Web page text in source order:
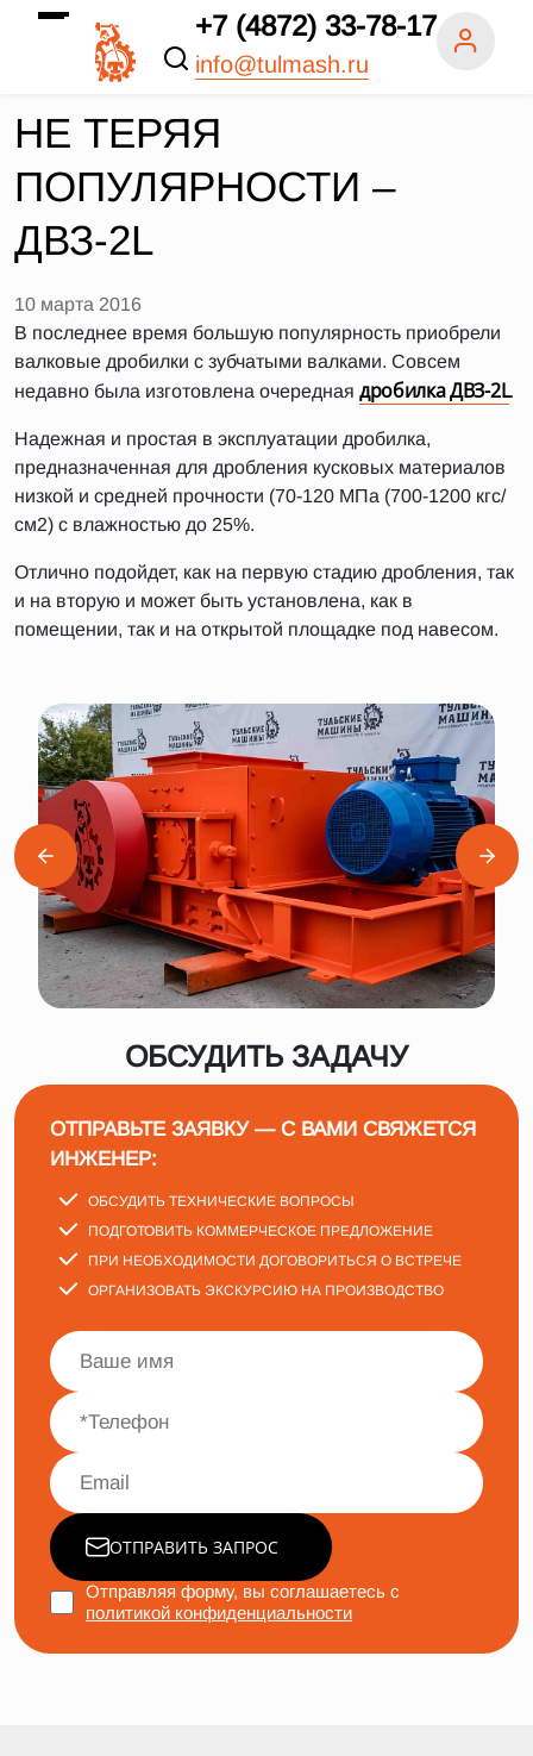
+7 (4872) 33-78-17
info@tulmash.ru
НЕ ТЕРЯЯ
ПОПУЛЯРНОСТИ –
ДВЗ-2L
10 марта 2016
В последнее время большую популярность приобрели
валковые дробилки с зубчатыми валками. Совсем
недавно была изготовлена очередная дробилка ДВЗ-2L.
Надежная и простая в эксплуатации дробилка,
предназначенная для дробления кусковых материалов
низкой и средней прочности (70-120 МПа (700-1200 кгс/
см2) с влажностью до 25%.
Отлично подойдет, как на первую стадию дробления, так
и на вторую и может быть установлена, как в
помещении, так и на открытой площадке под навесом.
ОБСУДИТЬ ЗАДАЧУ
ОТПРАВЬТЕ ЗАЯВКУ — С ВАМИ СВЯЖЕТСЯ
ИНЖЕНЕР:
ОБСУДИТЬ ТЕХНИЧЕСКИЕ ВОПРОСЫ
ПОДГОТОВИТЬ КОММЕРЧЕСКОЕ ПРЕДЛОЖЕНИЕ
ПРИ НЕОБХОДИМОСТИ ДОГОВОРИТЬСЯ О ВСТРЕЧЕ
ОРГАНИЗОВАТЬ ЭКСКУРСИЮ НА ПРОИЗВОДСТВО
ОТПРАВИТЬ ЗАПРОС
Отправляя форму, вы соглашаетесь с
политикой конфиденциальности